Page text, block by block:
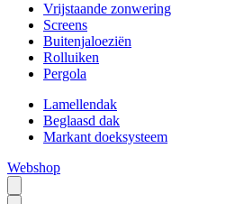
Vrijstaande zonwering
Screens
Buitenjaloeziën
Rolluiken
Pergola
Lamellendak
Beglaasd dak
Markant doeksysteem
Webshop